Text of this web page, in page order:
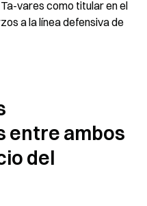
vares como titular en el
a la línea defensiva de
entre ambos
del